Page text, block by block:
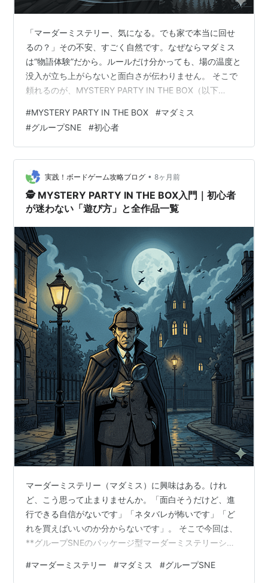
「マーダーミステリー、気になる。でも家で本当に回せ
るの？」その不安、すごく自然です。なぜならマダミス
は“物語体験”だから。ルールだけ分かっても、場の温度と
没入が立ち上がらないと面白さが伝わりません。 そこで
頼れるのが、MYSTERY PARTY IN THE BOX（以下
部そろっている。しかもGM不要。家でも「ちゃんとマダ
ミス」になります。 なお、「売れ筋」は公式に売上ラン
キングが公開されていないため、本記事では**“長く流通
し、定番として語られやすく、初回に刺さりやすい＝選
ばれやすい10作”**という意味で厳選しています。購入前
に雰囲気を掴…
#MYSTERY PARTY IN THE BOX #マダミス
#グループSNE #初心者
実践！ボードゲーム攻略ブログ • 8ヶ月前
🕵️ MYSTERY PARTY IN THE BOX入門｜初心者
が迷わない「遊び方」と全作品一覧
マーダーミステリー（マダミス）に興味はある。けれ
ど、こう思って止まりませんか。「面白そうだけど、進
行できる自信がないです」「ネタバレが怖いです」「ど
れを買えばいいのか分からないです」。 そこで今回は、
**グループSNEのパッケージ型マーダーミステリーシリ
心者が“最初の一回”を成功させるための情報をまとめま
#マーダーミステリー #マダミス #グループSNE